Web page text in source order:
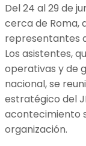
Del 24 al 29 de
cerca de Roma,
representantes
Los asistentes,
operativas y de
nacional, se
estratégico del
acontecimiento
organización.